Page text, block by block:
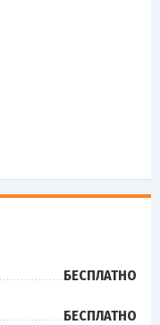
БЕСПЛАТНО
БЕСПЛАТНО